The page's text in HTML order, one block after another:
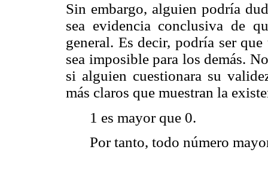
Sin embargo, alguien podría
sea evidencia conclusiva de
general. Es decir, podría ser
sea imposible para los demás.
si alguien cuestionara su
más claros que muestran la
1 es mayor que 0.
Por tanto, todo número